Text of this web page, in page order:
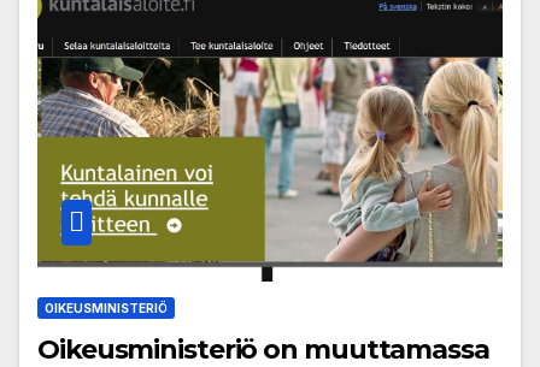
OIKEUSMINISTERIÖ
Oikeusministeriö on muuttamassa